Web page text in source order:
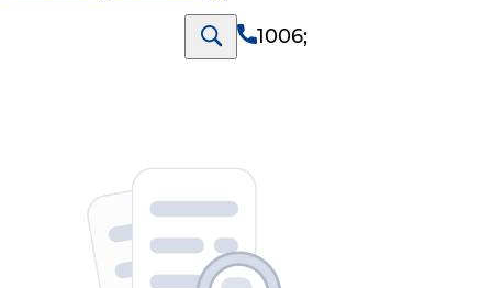
1006;